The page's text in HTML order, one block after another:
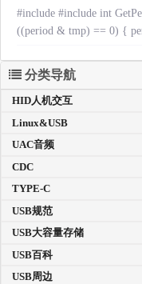
#include #include int
((period & tmp) == 0) {
分类导航
HID人机交互
Linux&USB
UAC音频
CDC
TYPE-C
USB规范
USB大容量存储
USB百科
USB周边